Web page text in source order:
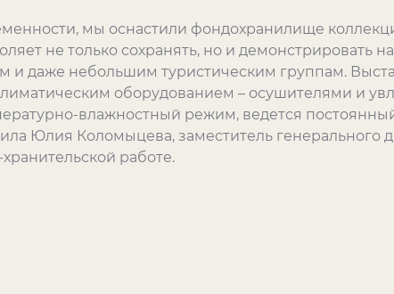
мы оснастили фондохранилище
не только сохранять, но и демонстрировать
и даже небольшим туристическим группам.
оборудованием – осушителями и
влажностный режим, ведется
Юлия Коломыцева, заместитель генерального
работе.